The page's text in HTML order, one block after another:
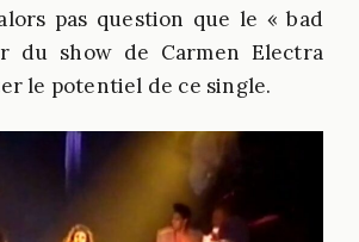
pas question que le « bad
du show de Carmen Electra
le potentiel de ce single.